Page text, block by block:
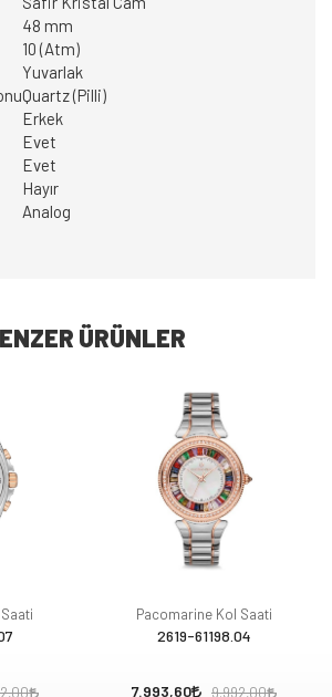
48 mm
10 (Atm)
Yuvarlak
Quartz (Pilli)
Erkek
Evet
Evet
Hayır
Analog
ÜRÜNLER
Pacomarine Kol Saati
2619-61198.04
7.993,60 9.992,00